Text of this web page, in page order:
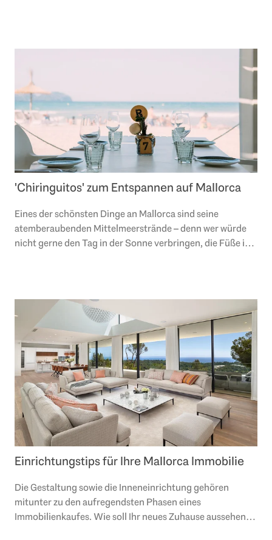
'Chiringuitos' zum Entspannen auf Mallorca
Eines der schönsten Dinge an Mallorca sind seine
atemberaubenden Mittelmeerstrände – denn wer würde
nicht gerne den Tag in der Sonne verbringen, die Füße im
Einrichtungstips für Ihre Mallorca Immobilie
Die Gestaltung sowie die Inneneinrichtung gehören
mitunter zu den aufregendsten Phasen eines
Immobilienkaufes. Wie soll Ihr neues Zuhause aussehen?